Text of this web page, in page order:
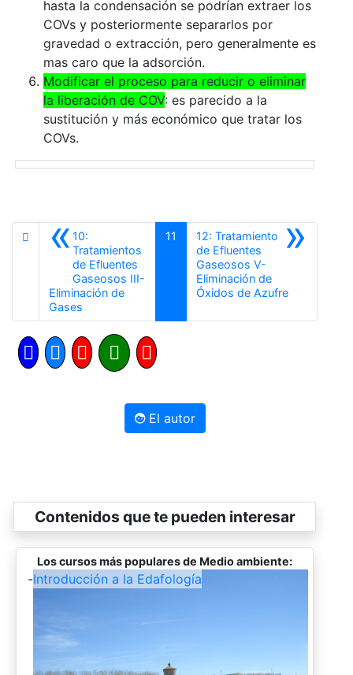
hasta la condensación se podrían extraer los
COVs y posteriormente separarlos por
gravedad o extracción, pero generalmente es
mas caro que la adsorción.
Modificar el proceso para reducir o eliminar
la liberación de COV: es parecido a la
sustitución y más económico que tratar los
COVs.
«10:
Tratamientos
de Efluentes
Gaseosos III-
Eliminación de
Gases
11 »
12: Tratamiento
de Efluentes
Gaseosos V-
Eliminación de
Óxidos de AzufreSiguiente
El autor
Contenidos que te pueden interesar
Los cursos más populares de Medio ambiente:
-Introducción a la Edafología